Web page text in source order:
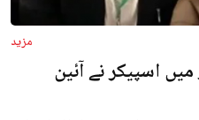
مزید
اسپیکر نے آئین